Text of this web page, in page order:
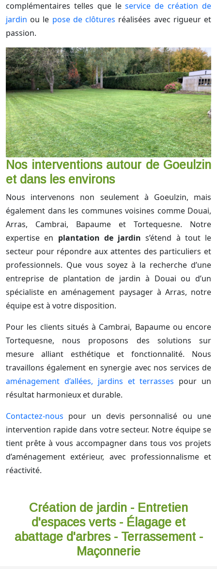
complémentaires telles que leservice de création de
jardin ou le pose de clôtures réalisées avec rigueur et
passion.
Nos interventions autour de Goeulzin
et dans les environs
Nous intervenons non seulement à Goeulzin, mais
également dans les communes voisines comme Douai,
Arras, Cambrai, Bapaume et Tortequesne. Notre
expertise en plantation de jardin s’étend à tout le
secteur pour répondre aux attentes des particuliers et
professionnels. Que vous soyez à la recherche d’une
entreprise de plantation de jardin à Douai ou d’un
spécialiste en aménagement paysager à Arras, notre
équipe est à votre disposition.
Pour les clients situés à Cambrai, Bapaume ou encore
Tortequesne, nous proposons des solutions sur
mesure alliant esthétique et fonctionnalité. Nous
travaillons également en synergie avec nos services de
aménagement d’allées, jardins et terrasses pour un
résultat harmonieux et durable.
Contactez-nous pour un devis personnalisé ou une
intervention rapide dans votre secteur. Notre équipe se
tient prête à vous accompagner dans tous vos projets
d’aménagement extérieur, avec professionnalisme et
réactivité.
Création de jardin - Entretien
d'espaces verts - Élagage et
abattage d'arbres - Terrassement -
Maçonnerie